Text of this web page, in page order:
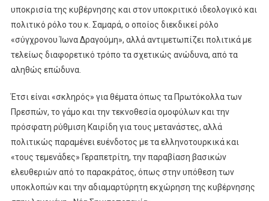
υποκρισία της κυβέρνησης και στον υποκριτικό ιδεολογικό και
πολιτικό ρόλο του κ. Σαμαρά, ο οποίος διεκδικεί ρόλο
«σύγχρονου Ίωνα Δραγούμη», αλλά αντιμετωπίζει πολιτικά με
τελείως διαφορετικό τρόπο τα σχετικώς ανώδυνα, από τα
αληθώς επώδυνα.
Έτσι είναι «σκληρός» για θέματα όπως τα Πρωτόκολλα των
Πρεσπών, το γάμο και την τεκνοθεσία ομοφύλων και την
πρόσφατη ρύθμιση Καιρίδη για τους μετανάστες, αλλά
πολιτικώς παραμένει ευένδοτος με τα ελληνοτουρκικά και
«τους τεμενάδες» Γεραπετρίτη, την παραβίαση βασικών
ελευθεριών από το παρακράτος, όπως στην υπόθεση των
υποκλοπών και την αδιαμαρτύρητη εκχώρηση της κυβέρνησης